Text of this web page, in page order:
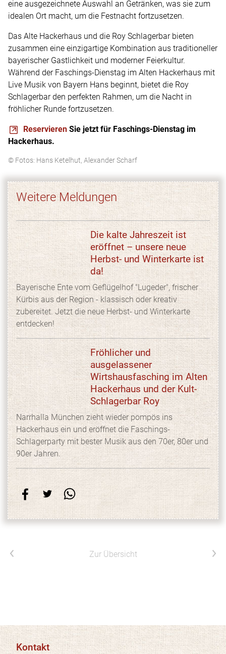
eine ausgezeichnete Auswahl an Getränken, was sie zum
idealen Ort macht, um die Festnacht fortzusetzen.
Das Alte Hackerhaus und die Roy Schlagerbar bieten
zusammen eine einzigartige Kombination aus traditioneller
bayerischer Gastlichkeit und moderner Feierkultur.
Während der Faschings-Dienstag im Alten Hackerhaus mit
Live Musik von Bayern Hans beginnt, bietet die Roy
Schlagerbar den perfekten Rahmen, um die Nacht in
fröhlicher Runde fortzusetzen.
Reservieren Sie jetzt für Faschings-Dienstag im
Hackerhaus.
© Fotos: Hans Ketelhut, Alexander Scharf
Weitere Meldungen
Die kalte Jahreszeit ist
eröffnet – unsere neue
Herbst- und Winterkarte ist
da!
Bayerische Ente vom Geflügelhof "Lugeder", frischer
Kürbis aus der Region - klassisch oder kreativ
zubereitet. Jetzt die neue Herbst- und Winterkarte
entdecken!
Fröhlicher und
ausgelassener
Wirtshausfasching im Alten
Hackerhaus und der Kult-
Schlagerbar Roy
Narrhalla München zieht wieder pompös ins
Hackerhaus ein und eröffnet die Faschings-
Schlagerparty mit bester Musik aus den 70er, 80er und
90er Jahren.
Vorheriger Artikel Zur Übersicht Nächster Artikel
Kontakt